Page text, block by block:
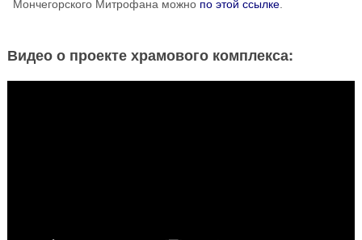
Мончегорского Митрофана можно по этой ссылке.
Видео о проекте храмового комплекса: